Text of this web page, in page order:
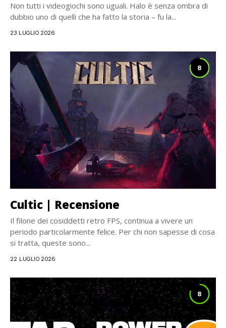
Non tutti i videogiochi sono uguali. Halo è senza ombra di
dubbio uno di quelli che ha fatto la storia – fu la...
23 LUGLIO 2026
8
Cultic | Recensione
Il filone dei cosiddetti retro FPS, continua a vivere un
periodo particolarmente felice. Per chi non sapesse di cosa
si tratta, queste sono...
22 LUGLIO 2026
8